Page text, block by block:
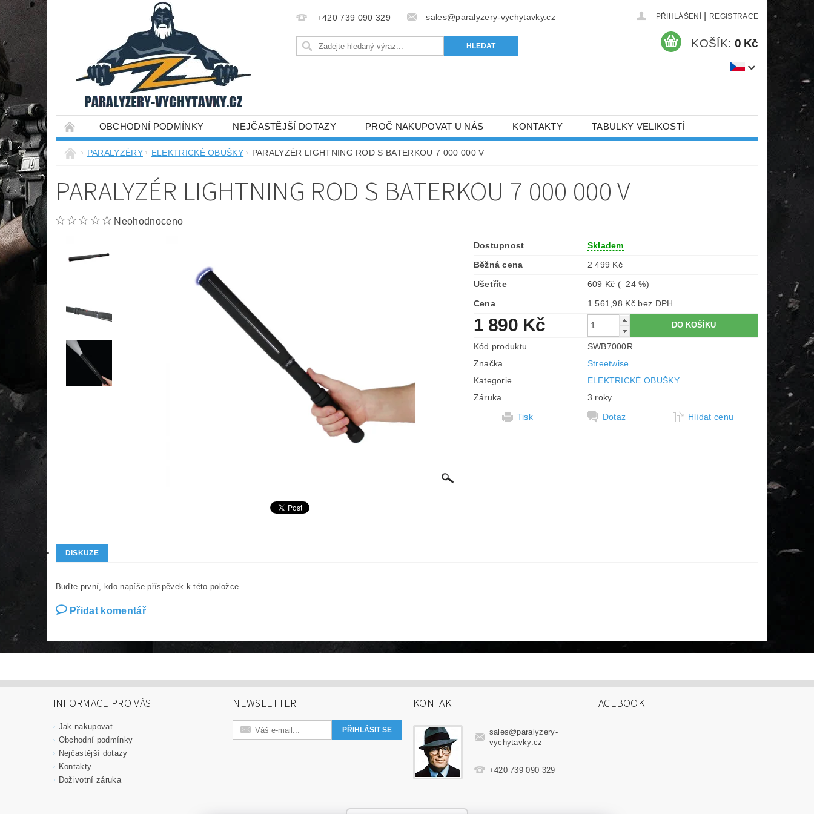
+420 739 090 329 sales@paralyzery-vychytavky.cz PŘIHLÁŠENÍ REGISTRACE
KOŠÍK: 0 Kč
OBCHODNÍ PODMÍNKY NEJČASTĚJŠÍ DOTAZY PROČ NAKUPOVAT U NÁS KONTAKTY TABULKY VELIKOSTÍ
PARALYZÉRY ELEKTRICKÉ OBUŠKY PARALYZÉR LIGHTNING ROD S BATERKOU 7 000 000 V
PARALYZÉR LIGHTNING ROD S BATERKOU 7 000 000 V
Neohodnoceno
Dostupnost
Skladem
Běžná cena
2 499 Kč
Ušetříte
609 Kč (–24 %)
Cena
1 561,98 Kč bez DPH
1 890 Kč
Kód produktu
SWB7000R
Značka
Streetwise
Kategorie
ELEKTRICKÉ OBUŠKY
Záruka
3 roky
Tisk
Dotaz Hlídat cenu
DISKUZE
Buďte první, kdo napíše příspěvek k této položce.
Přidat komentář
INFORMACE PRO VÁS
Jak nakupovat
Obchodní podmínky
Nejčastější dotazy
Kontakty
Doživotní záruka
NEWSLETTER KONTAKT
sales@paralyzery-
vychytavky.cz
+420 739 090 329
FACEBOOK